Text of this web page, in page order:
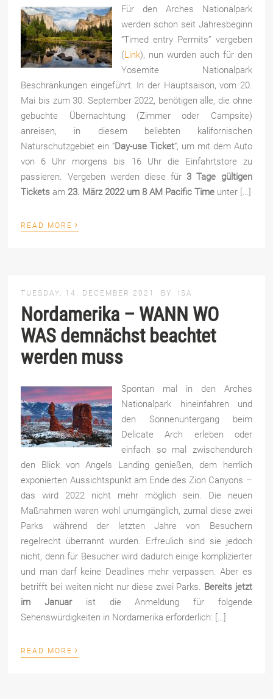
Für den Arches Nationalpark
werden schon seit Jahresbeginn
“Timed entry Permits” vergeben
(Link), nun wurden auch für den
Yosemite Nationalpark
Beschränkungen eingeführt. In der Hauptsaison, vom 20.
Mai bis zum 30. September 2022, benötigen alle, die ohne
gebuchte Übernachtung (Zimmer oder Campsite)
anreisen, in diesem beliebten kalifornischen
Naturschutzgebiet ein “Day-use Ticket“, um mit dem Auto
von 6 Uhr morgens bis 16 Uhr die Einfahrtstore zu
passieren. Vergeben werden diese für 3 Tage gültigen
Tickets am 23. März 2022 um 8 AM Pacific Time unter […]
READ MORE ›
TUESDAY, 14. DECEMBER 2021 BY ISA
Nordamerika – WANN WO
WAS demnächst beachtet
werden muss
Spontan mal in den Arches
Nationalpark hineinfahren und
den Sonnenuntergang beim
Delicate Arch erleben oder
einfach so mal zwischendurch
den Blick von Angels Landing genießen, dem herrlich
exponierten Aussichtspunkt am Ende des Zion Canyons –
das wird 2022 nicht mehr möglich sein. Die neuen
Maßnahmen waren wohl unumgänglich, zumal diese zwei
Parks während der letzten Jahre von Besuchern
regelrecht überrannt wurden. Erfreulich sind sie jedoch
nicht, denn für Besucher wird dadurch einige komplizierter
und man darf keine Deadlines mehr verpassen. Aber es
betrifft bei weiten nicht nur diese zwei Parks. Bereits jetzt
im Januarist die Anmeldung für folgende
Sehenswürdigkeiten in Nordamerika erforderlich: […]
READ MORE ›